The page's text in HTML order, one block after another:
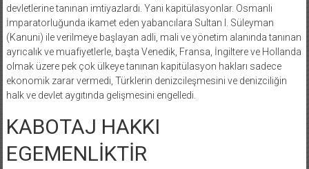
devletlerine tanınan imtiyazlardı. Yani kapitülasyonlar. Osmanlı
İmparatorluğunda ikamet eden yabancılara Sultan I. Süleyman
(Kanuni) ile verilmeye başlayan adli, mali ve yönetim alanında tanınan
ayrıcalık ve muafiyetlerle, başta Venedik, Fransa, İngiltere ve Hollanda
olmak üzere pek çok ülkeye tanınan kapitülasyon hakları sadece
ekonomik zarar vermedi, Türklerin denizcileşmesini ve denizciliğin
halk ve devlet aygıtında gelişmesini engelledi.
KABOTAJ HAKKI
EGEMENLİKTİR